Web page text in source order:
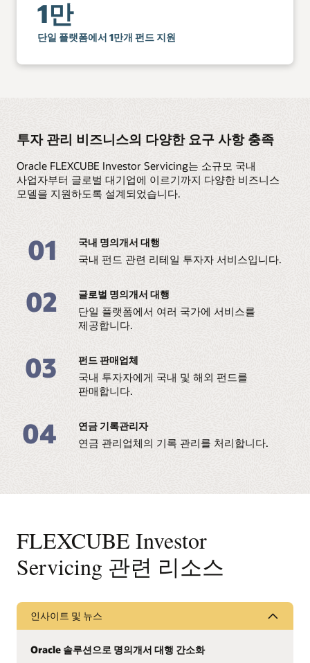
1만
단일 플랫폼에서 1만개 펀드 지원
투자 관리 비즈니스의 다양한 요구 사항 충족
Oracle FLEXCUBE Investor Servicing는 소규모 국내
사업자부터 글로벌 대기업에 이르기까지 다양한 비즈니스
모델을 지원하도록 설계되었습니다.
01 국내 명의개서 대행
국내 펀드 관련 리테일 투자자 서비스입니다.
02 글로벌 명의개서 대행
단일 플랫폼에서 여러 국가에 서비스를
제공합니다.
03 펀드 판매업체
국내 투자자에게 국내 및 해외 펀드를
판매합니다.
04 연금 기록관리자
연금 관리업체의 기록 관리를 처리합니다.
FLEXCUBE Investor
Servicing 관련 리소스
인사이트 및 뉴스
Oracle 솔루션으로 명의개서 대행 간소화